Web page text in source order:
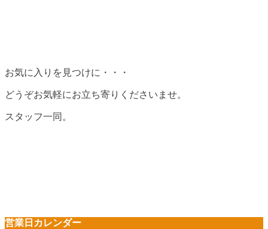
お気に入りを見つけに・・・
どうぞお気軽にお立ち寄りくださいませ。
スタッフ一同。
営業日カレンダー